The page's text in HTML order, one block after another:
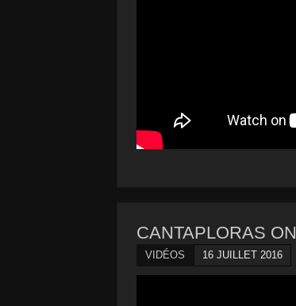
CANTAPLORAS
VIDÉOS 16 JUILLET 2016